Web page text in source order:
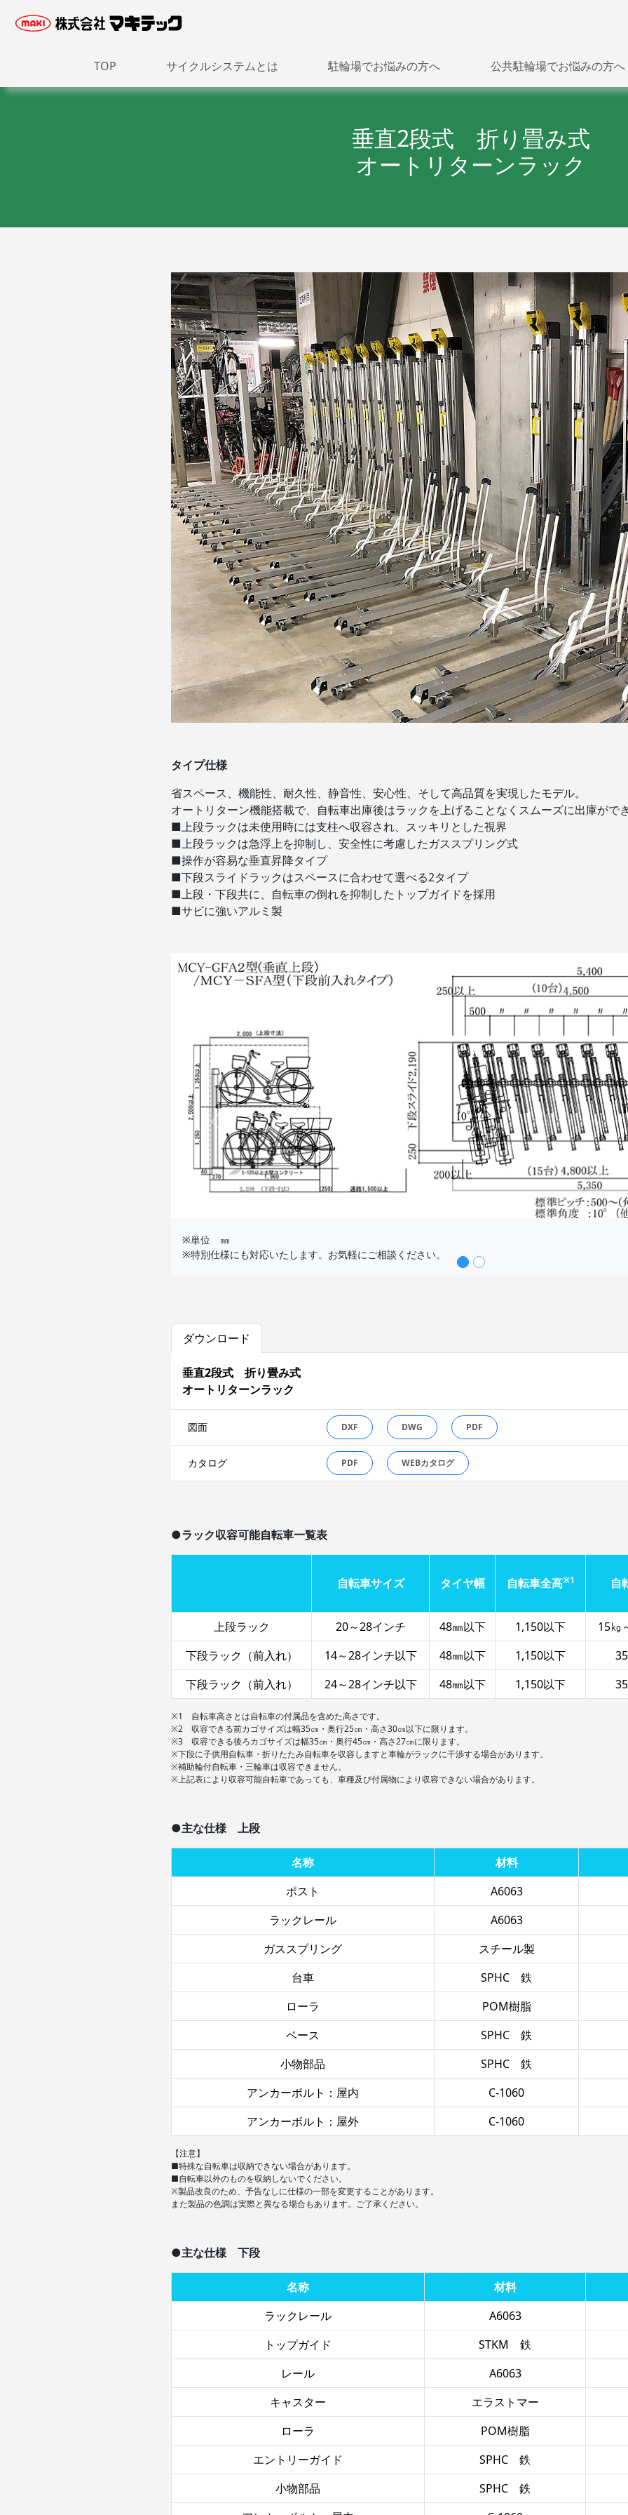
TOP サイクルシステムとは 駐輪場でお悩みの方へ 公共駐輪場でお悩みの方へ
垂直2段式 折り畳み式
オートリターンラック
タイプ仕様
省スペース、機能性、耐久性、静音性、安心性、そして高品質を実現したモデル。
オートリターン機能搭載で、自転車出庫後はラックを上げることなくスムーズに出庫がで
■上段ラックは未使用時には支柱へ収容され、スッキリとした視界
■上段ラックは急浮上を抑制し、安全性に考慮したガススプリング式
■操作が容易な垂直昇降タイプ
■下段スライドラックはスペースに合わせて選べる2タイプ
■上段・下段共に、自転車の倒れを抑制したトップガイドを採用
■サビに強いアルミ製
※単位 ㎜
※特別仕様にも対応いたします。お気軽にご相談ください。
Previous
ダウンロード
垂直2段式 折り畳み式
オートリターンラック
図面 DXF DWG PDF
カタログ PDF WEBカタログ
●ラック収容可能自転車一覧表
自転車サイズ タイヤ幅 自転車全高※1 自
上段ラック 20～28インチ 48㎜以下 1,150以下
15㎏
下段ラック（前入れ）
14～28インチ以下 48㎜以下 1,150以下
下段ラック（前入れ）
24～28インチ以下 48㎜以下 1,150以下
※1 自転車高さとは自転車の付属品を含めた高さです。
※2 収容できる前カゴサイズは幅35㎝・奥行25㎝・高さ30㎝以下に限ります。
※3 収容できる後ろカゴサイズは幅35㎝・奥行45㎝・高さ27㎝に限ります。
※下段に子供用自転車・折りたたみ自転車を収容しますと車輪がラックに干渉する場合があります。
※補助輪付自転車・三輪車は収容できません。
※上記表により収容可能自転車であっても、車種及び付属物により収容できない場合があります。
●主な仕様 上段
名称
材料
ポスト
A6063
ラックレール
A6063
ガススプリング
スチール製
台車
SPHC 鉄
ローラ
POM樹脂
ベース
SPHC 鉄
小物部品
SPHC 鉄
アンカーボルト：屋内
C-1060
アンカーボルト：屋外
C-1060
【注意】
■特殊な自転車は収納できない場合があります。
■自転車以外のものを収納しないでください。
※製品改良のため、予告なしに仕様の一部を変更することがあります。
また製品の色調は実際と異なる場合もあります。ご了承ください。
●主な仕様 下段
名称
材料
ラックレール
A6063
トップガイド
STKM 鉄
レール
A6063
キャスター
エラストマー
ローラ
POM樹脂
エントリーガイド
SPHC 鉄
小物部品
SPHC 鉄